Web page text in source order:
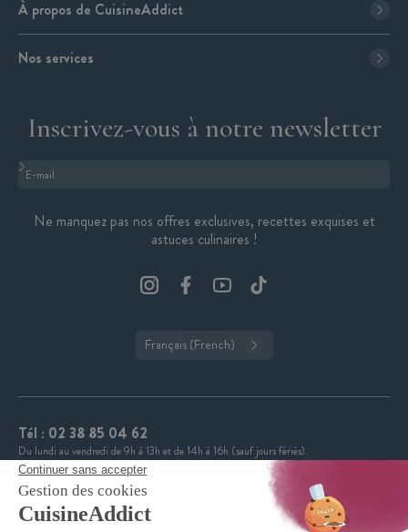
À propos de CuisineAddict
Nos services
Inscrivez-vous à notre newsletter
Format : adresse@email.com
Ne manquez pas nos offres exclusives, recettes exquises et
astuces culinaires !
Français (French)
Tél : 02 38 85 04 62
Du lundi au vendredi de 9h à 13h et de 14h à 16h (sauf jours fériés).
4.7
CuisineAddict affiche une note de 4,7 sur 5 grâce à plus
de 3 700 avis authentiques. Merci pour votre fidélité.